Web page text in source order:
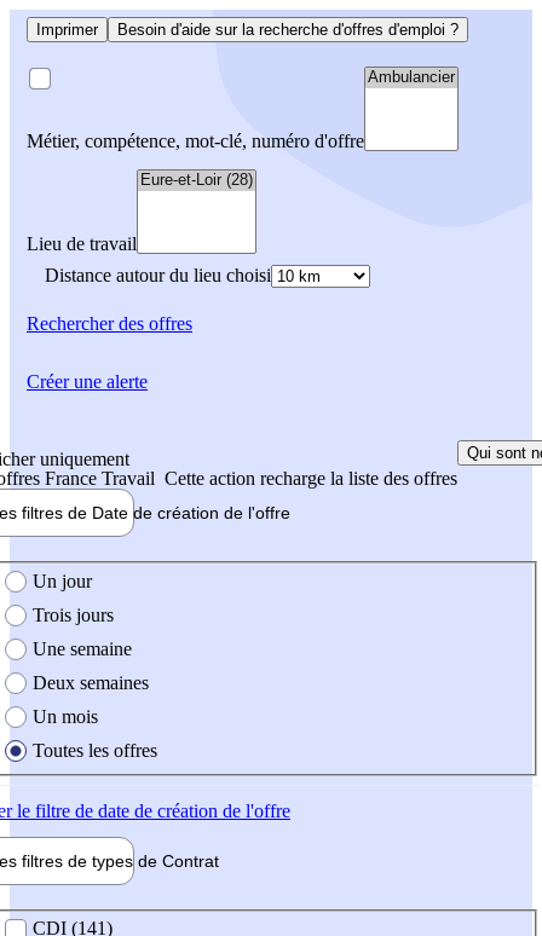
Imprimer Besoin d'aide sur la recherche d'offres d'emploi ?
Métier, compétence, mot-clé, numéro d'offre
Lieu de travail
Distance autour du lieu choisi
Rechercherdes offres
uniquement
France Travail Cette action recharge la liste des offres
Qui sont
filtres de Date de création de l'offre
création de l'offre
Un jour
Trois jours
Une semaine
Deux semaines
Un mois
Toutes les offres
le filtre de date de création de l'offre
filtres de types de Contrat
contrat
CDI (141)
Créer une alerte